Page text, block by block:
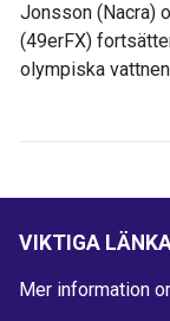
Jonsson (Nacra)
(49erFX)
olympiska
VIKTIGA
Mer information